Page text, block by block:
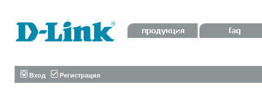
Вход Регистрация